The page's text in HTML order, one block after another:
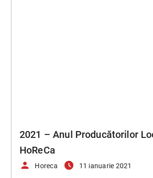
2021 – Anul Producătorilor
HoReCa
person Horeca access_time_filled 11 ianuarie 2021